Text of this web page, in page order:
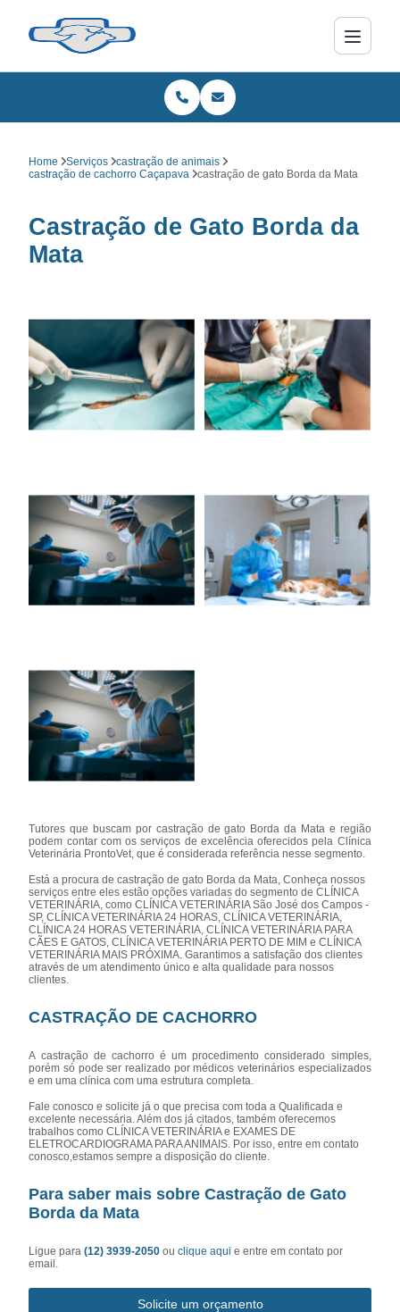
Home Serviços
castração de animais
castração de cachorro Caçapava
castração de gato Borda da Mata
Castração de Gato Borda da
Mata
Tutores que buscam por castração de gato Borda da Mata e região
podem contar com os serviços de excelência oferecidos pela Clínica
Veterinária ProntoVet, que é considerada referência nesse segmento.
Está a procura de castração de gato Borda da Mata, Conheça nossos
serviços entre eles estão opções variadas do segmento de CLÍNICA
VETERINÁRIA, como CLÍNICA VETERINÁRIA São José dos Campos -
SP, CLÍNICA VETERINÁRIA 24 HORAS, CLÍNICA VETERINÁRIA,
CLÍNICA 24 HORAS VETERINÁRIA, CLÍNICA VETERINÁRIA PARA
CÃES E GATOS, CLÍNICA VETERINÁRIA PERTO DE MIM e CLÍNICA
VETERINÁRIA MAIS PRÓXIMA. Garantimos a satisfação dos clientes
através de um atendimento único e alta qualidade para nossos
clientes.
CASTRAÇÃO DE CACHORRO
A castração de cachorro é um procedimento considerado simples,
porém só pode ser realizado por médicos veterinários especializados
e em uma clínica com uma estrutura completa.
Fale conosco e solicite já o que precisa com toda a Qualificada e
excelente necessária. Além dos já citados, também oferecemos
trabalhos como CLÍNICA VETERINÁRIA e EXAMES DE
ELETROCARDIOGRAMA PARA ANIMAIS. Por isso, entre em contato
conosco,estamos sempre a disposição do cliente.
Para saber mais sobre Castração de Gato
Borda da Mata
Ligue para(12) 3939-2050ouclique aqui e entre em contato por
email.
Solicite um orçamento